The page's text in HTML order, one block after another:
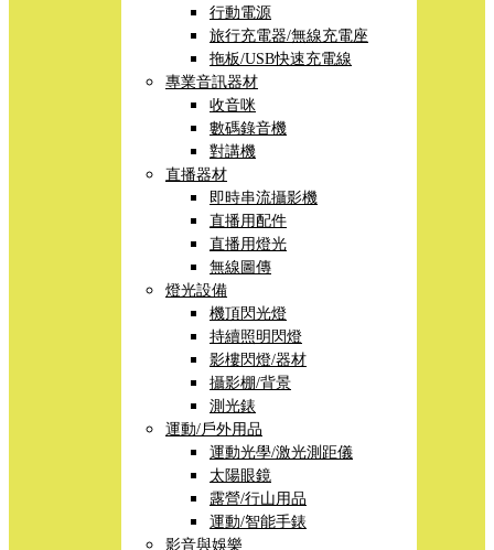
行動電源
旅行充電器/無線充電座
拖板/USB快速充電線
專業音訊器材
收音咪
數碼錄音機
對講機
直播器材
即時串流攝影機
直播用配件
直播用燈光
無線圖傳
燈光設備
機頂閃光燈
持續照明閃燈
影樓閃燈/器材
攝影棚/背景
測光錶
運動/戶外用品
運動光學/激光測距儀
太陽眼鏡
露營/行山用品
運動/智能手錶
影音與娛樂